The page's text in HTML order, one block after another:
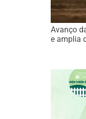
Avanço
e amplia